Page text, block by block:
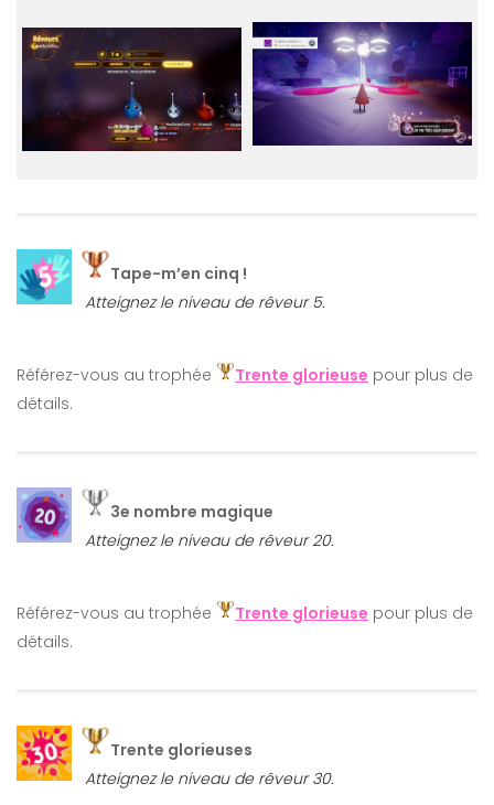
Tape-m’en cinq !
Atteignez le niveau de rêveur 5.
Référez-vous au trophée Trente glorieuse pour plus de
détails.
3e nombre magique
Atteignez le niveau de rêveur 20.
Référez-vous au trophée Trente glorieuse pour plus de
détails.
Trente glorieuses
Atteignez le niveau de rêveur 30.